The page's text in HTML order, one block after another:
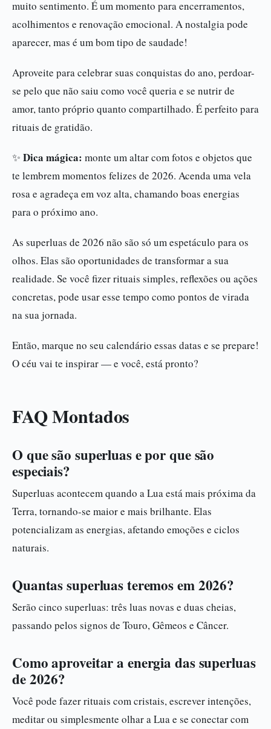
muito sentimento. É um momento para encerramentos,
acolhimentos e renovação emocional. A nostalgia pode
aparecer, mas é um bom tipo de saudade!
Aproveite para celebrar suas conquistas do ano, perdoar-
se pelo que não saiu como você queria e se nutrir de
amor, tanto próprio quanto compartilhado. É perfeito para
rituais de gratidão.
✨ Dica mágica: monte um altar com fotos e objetos que
te lembrem momentos felizes de 2026. Acenda uma vela
rosa e agradeça em voz alta, chamando boas energias
para o próximo ano.
As superluas de 2026 não são só um espetáculo para os
olhos. Elas são oportunidades de transformar a sua
realidade. Se você fizer rituais simples, reflexões ou ações
concretas, pode usar esse tempo como pontos de virada
na sua jornada.
Então, marque no seu calendário essas datas e se prepare!
O céu vai te inspirar — e você, está pronto?
FAQ Montados
O que são superluas e por que são
especiais?
Superluas acontecem quando a Lua está mais próxima da
Terra, tornando-se maior e mais brilhante. Elas
potencializam as energias, afetando emoções e ciclos
naturais.
Quantas superluas teremos em 2026?
Serão cinco superluas: três luas novas e duas cheias,
passando pelos signos de Touro, Gêmeos e Câncer.
Como aproveitar a energia das superluas
de 2026?
Você pode fazer rituais com cristais, escrever intenções,
meditar ou simplesmente olhar a Lua e se conectar com